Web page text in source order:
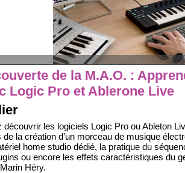
de la M.A.O. :
Logic Pro et Ablerone Live
découvrir les logiciels Logic Pro ou Ableton
de la création d’un morceau de musique
home studio dédié, la pratique du
ou encore les effets caractéristiques du
Héry.